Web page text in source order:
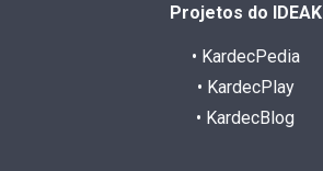
Projetos do IDEAK
• KardecPedia
• KardecPlay
• KardecBlog